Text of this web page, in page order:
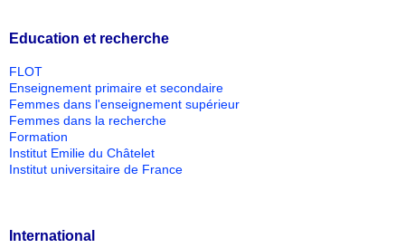
Education et recherche
FLOT
Enseignement primaire et secondaire
Femmes dans l'enseignement supérieur
Femmes dans la recherche
Formation
Institut Emilie du Châtelet
Institut universitaire de France
International